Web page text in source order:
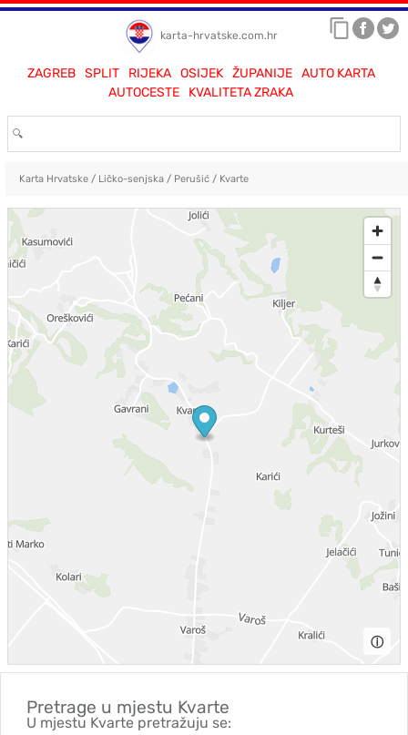
karta-hrvatske.com.hr
ZAGREB SPLIT RIJEKA OSIJEK ŽUPANIJE
AUTO KARTA
AUTOCESTE
KVALITETA ZRAKA
Karta Hrvatske/ Ličko-senjska/ Perušić/ Kvarte
ⓘ
Pretrage u mjestu Kvarte
U mjestu Kvarte pretražuju se: